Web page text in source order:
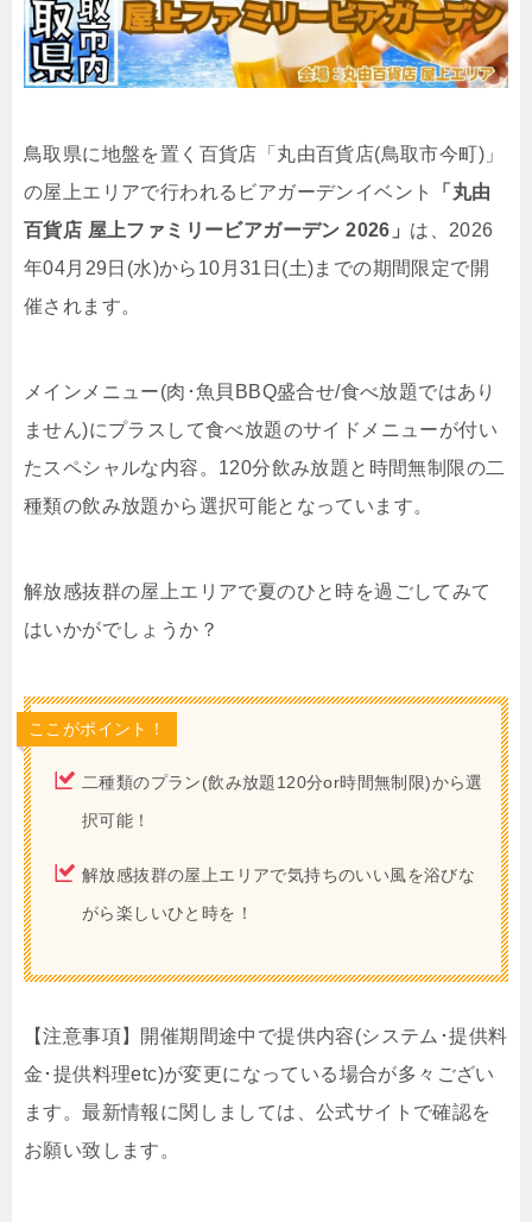
鳥取県に地盤を置く百貨店「丸由百貨店(鳥取市今町)」
の屋上エリアで行われるビアガーデンイベント
「丸由
百貨店 屋上ファミリービアガーデン 2026」 は、2026
年04月29日(水)から10月31日(土)までの期間限定で開
催されます。
メインメニュー(肉･魚貝BBQ盛合せ/食べ放題ではあり
ません)にプラスして食べ放題のサイドメニューが付い
たスペシャルな内容。120分飲み放題と時間無制限の二
種類の飲み放題から選択可能となっています。
解放感抜群の屋上エリアで夏のひと時を過ごしてみて
はいかがでしょうか？
ここがポイント！
二種類のプラン(飲み放題120分or時間無制限)から選
択可能！
解放感抜群の屋上エリアで気持ちのいい風を浴びな
がら楽しいひと時を！
【注意事項】開催期間途中で提供内容(システム･提供料
金･提供料理etc)が変更になっている場合が多々ござい
ます。最新情報に関しましては、公式サイトで確認を
お願い致します。